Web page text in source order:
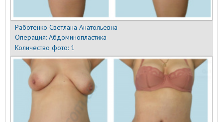
Работенко Светлана Анатольевна
Операция:Абдоминопластика
Количество фото: 1